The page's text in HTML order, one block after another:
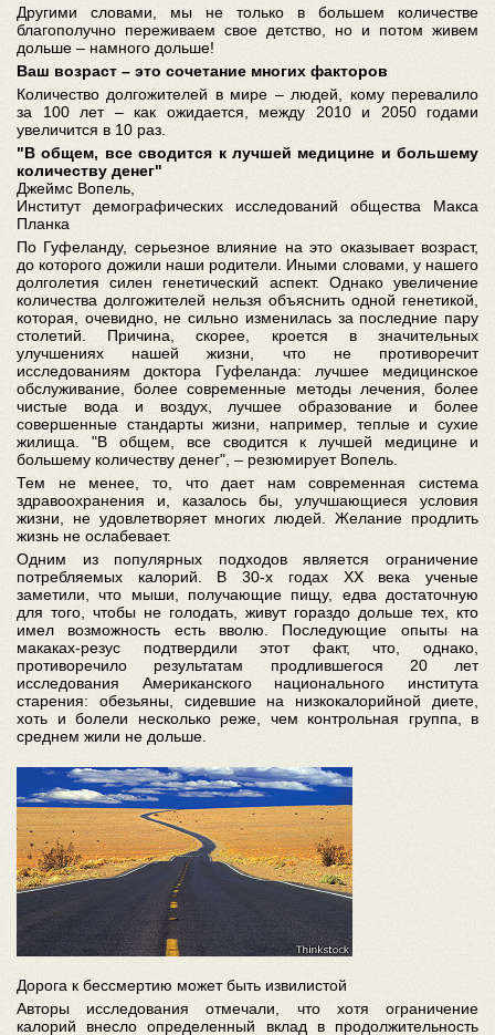
Другими словами, мы не только в большем количестве
благополучно переживаем свое детство, но и потом живем
дольше – намного дольше!
Ваш возраст – это сочетание многих факторов
Количество долгожителей в мире – людей, кому перевалило
за 100 лет – как ожидается, между 2010 и 2050 годами
увеличится в 10 раз.
"В общем, все сводится к лучшей медицине и большему
количеству денег"
Джеймс Вопель,
Институт демографических исследований общества Макса
Планка
По Гуфеланду, серьезное влияние на это оказывает возраст,
до которого дожили наши родители. Иными словами, у нашего
долголетия силен генетический аспект. Однако увеличение
количества долгожителей нельзя объяснить одной генетикой,
которая, очевидно, не сильно изменилась за последние пару
столетий. Причина, скорее, кроется в значительных
улучшениях нашей жизни, что не противоречит
исследованиям доктора Гуфеланда: лучшее медицинское
обслуживание, более современные методы лечения, более
чистые вода и воздух, лучшее образование и более
совершенные стандарты жизни, например, теплые и сухие
жилища. "В общем, все сводится к лучшей медицине и
большему количеству денег", – резюмирует Вопель.
Тем не менее, то, что дает нам современная система
здравоохранения и, казалось бы, улучшающиеся условия
жизни, не удовлетворяет многих людей. Желание продлить
жизнь не ослабевает.
Одним из популярных подходов является ограничение
потребляемых калорий. В 30-х годах XX века ученые
заметили, что мыши, получающие пищу, едва достаточную
для того, чтобы не голодать, живут гораздо дольше тех, кто
имел возможность есть вволю. Последующие опыты на
макаках-резус подтвердили этот факт, что, однако,
противоречило результатам продлившегося 20 лет
исследования Американского национального института
старения: обезьяны, сидевшие на низкокалорийной диете,
хоть и болели несколько реже, чем контрольная группа, в
среднем жили не дольше.
Дорога к бессмертию может быть извилистой
Авторы исследования отмечали, что хотя ограничение
калорий внесло определенный вклад в продолжительность